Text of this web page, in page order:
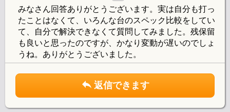
みなさん回答ありがとうございます。実は自分も打っ
たことはなくて、いろんな台のスペック比較をしてい
て、自分で解決できなくて質問してみました。残保留
も良いと思ったのですが、かなり変動が遅いのでしょ
うね。ありがとうございました。
返信できます